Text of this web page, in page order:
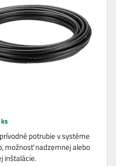
potrubie v systéme
možnosť nadzemnej alebo
inštalácie.